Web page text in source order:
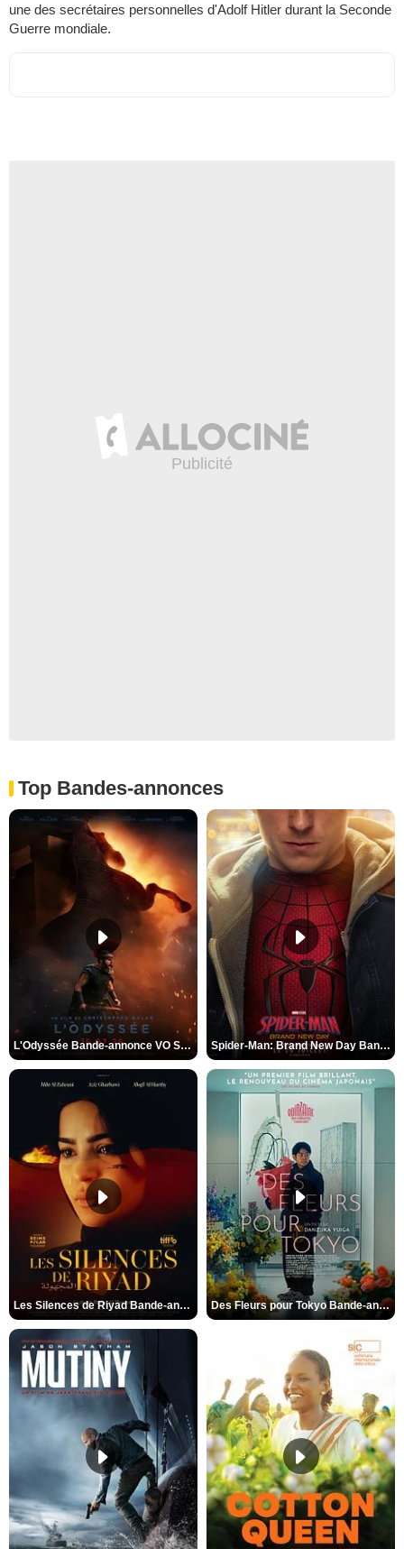
une des secrétaires personnelles d'Adolf Hitler durant la Seconde
Guerre mondiale.
Top Bandes-annonces
L'Odyssée Bande-annonce VO STFR Spider-Man: Brand New Day Bande-annonce VO STFR
Les Silences de Riyad Bande-annonce VO STFR Des Fleurs pour Tokyo Bande-annonce VO STFR